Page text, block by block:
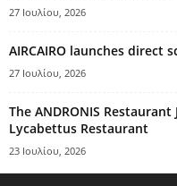
27 Ιουλίου, 2026
AIRCAIRO launches direct
27 Ιουλίου, 2026
The ANDRONIS
Lycabettus Restaurant
23 Ιουλίου, 2026